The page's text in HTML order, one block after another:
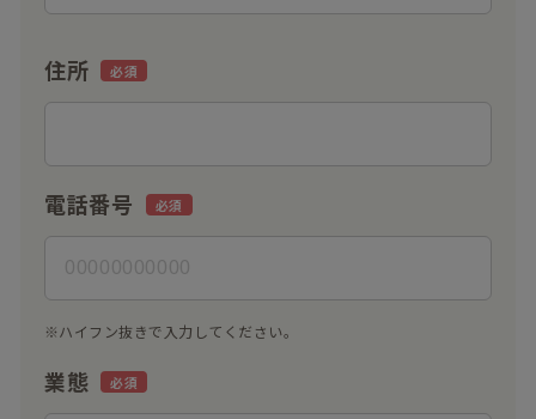
住所
電話番号
※ハイフン抜きで入力してください。
業態